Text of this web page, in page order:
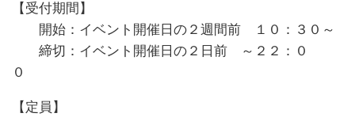
【受付期間】
開始：イベント開催日の２週間前 １０：３０～
締切：イベント開催日の２日前 ～２２：０
０
【定員】